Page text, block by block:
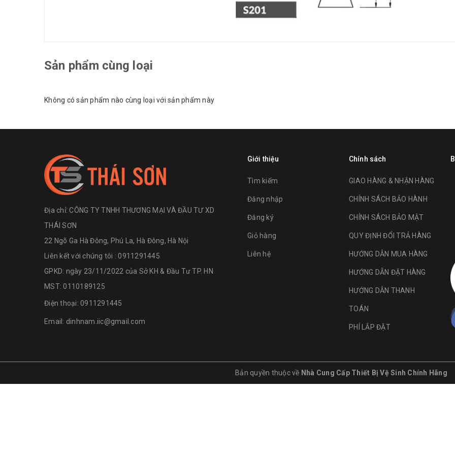
Sản phẩm cùng loại
Không có sản phẩm nào cùng loại với sản phẩm này
Địa chỉ:CÔNG TY TNHH THƯƠNG MẠI VÀ ĐẦU TƯ XD
THÁI SƠN
22 Ngõ Ga Hà Đông, Phú La, Hà Đông, Hà Nội
Liên kết với chúng tôi : 0911291445
GPKD: ngày 23/11/2022 của Sở KH & Đầu Tư TP. HN
MST: 0110189125
Điện thoại: 0911291445
Email: dinhnam.iic@gmail.com
Giới thiệu
Tìm kiếm
Đăng nhập
Đăng ký
Giỏ hàng
Liên hệ
Chính sách
GIAO HÀNG & NHẬN HÀNG
CHÍNH SÁCH BẢO HÀNH
CHÍNH SÁCH BẢO MẬT
QUY ĐỊNH ĐỔI TRẢ HÀNG
HƯỚNG DẪN MUA HÀNG
HƯỚNG DẪN ĐẶT HÀNG
HƯỚNG DẪN THANH
TOÁN
PHÍ LẮP ĐẶT
Bản quyền thuộc về Nhà Cung Cấp Thiết Bị Vệ Sinh Chính Hãng